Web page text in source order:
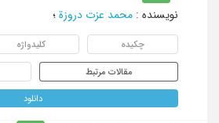
نویسنده : محمد عزت دروزة ؛
چکیده کلیدواژه
مقالات مرتبط
دانلود